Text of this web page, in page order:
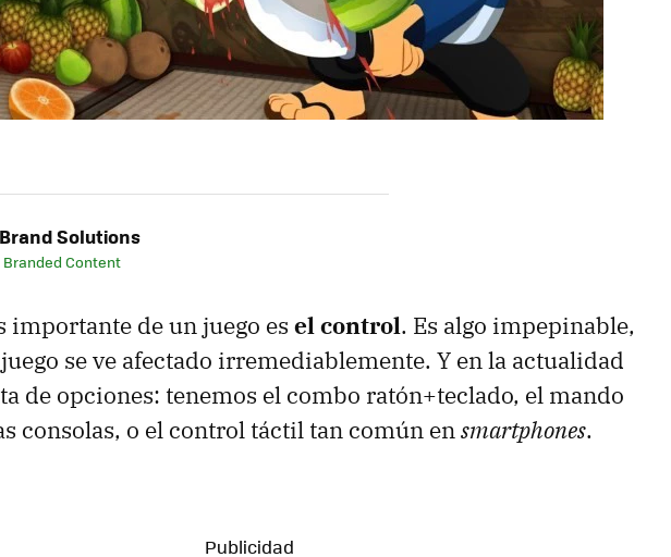
Solutions
Branded Content
importante de un juego es el control. Es algo impepinable,
se ve afectado irremediablemente. Y en la actualidad
de opciones: tenemos el combo ratón+teclado, el mando
consolas, o el control táctil tan común ensmartphones.